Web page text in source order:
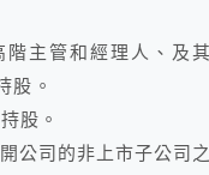
主管和經理人、及
股。
股。
公司的非上市子公司之